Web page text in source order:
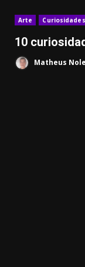
Arte Curiosidades
10
Matheus